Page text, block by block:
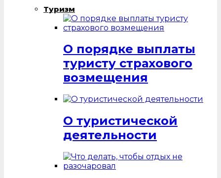
Туризм
О порядке выплаты
туристу страхового
возмещения
О туристической
деятельности